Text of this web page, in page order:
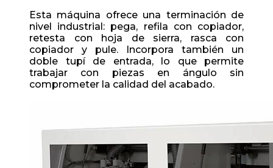
Esta máquina ofrece una terminación de
nivel industrial: pega, refila con copiador,
retesta con hoja de sierra, rasca con
copiador y pule. Incorpora también un
doble tupí de entrada, lo que permite
trabajar con piezas en ángulo sin
comprometer la calidad del acabado.